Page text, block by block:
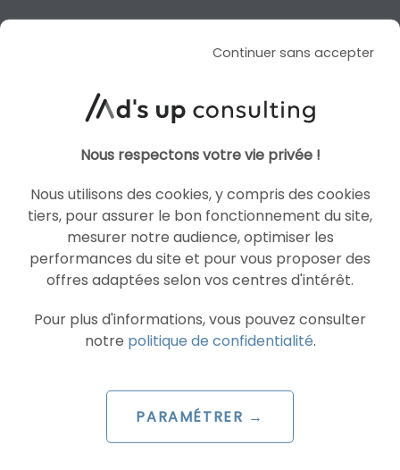
Continuer sans accepter
Nous respectons votre vie privée !
Nous utilisons des cookies, y compris des cookies
tiers, pour assurer le bon fonctionnement du site,
mesurer notre audience, optimiser les
performances du site et pour vous proposer des
offres adaptées selon vos centres d'intérêt.
Pour plus d'informations, vous pouvez consulter
notre politique de confidentialité.
PARAMÉTRER →